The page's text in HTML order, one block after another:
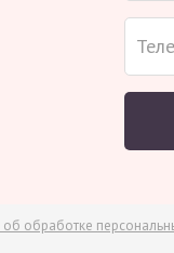
обработке